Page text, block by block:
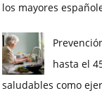
los mayores
hasta el
saludables como